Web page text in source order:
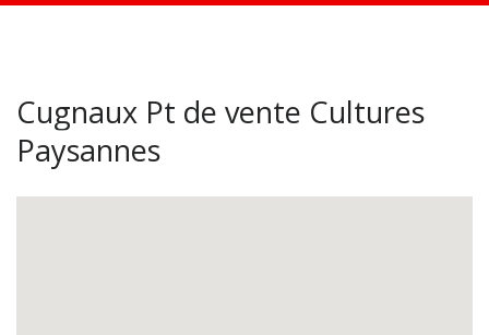
Cugnaux Pt de vente Cultures
Paysannes